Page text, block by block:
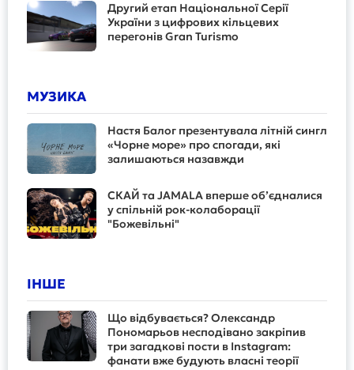
Другий етап Національної Серії
України з цифрових кільцевих
перегонів Gran Turismo
МУЗИКА
Настя Балог презентувала літній сингл
«Чорне море» про спогади, які
залишаються назавжди
СКАЙ та JAMALA вперше об’єдналися
у спільній рок-колаборації
"Божевільні"
ІНШЕ
Що відбувається? Олександр
Пономарьов несподівано закріпив
три загадкові пости в Instagram:
фанати вже будують власні теорії